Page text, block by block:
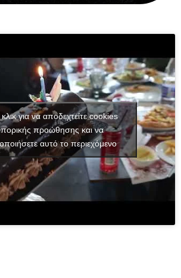
για να αποδεχτείτε cookies
προώθησης και να
αυτό το περιεχόμενο